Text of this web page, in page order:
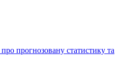
прогнозовану статистику та